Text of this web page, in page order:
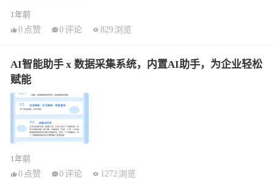
1年前
0 点赞 0评论 829 浏览
AI智能助手 x 数据采集系统，内置AI助手，为企业轻松
赋能
1年前
0 点赞 0评论 1272 浏览